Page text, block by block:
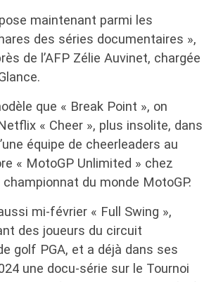
maintenant parmi les
des séries documentaires »,
de l’AFP Zélie Auvinet, chargée
que « Break Point », on
« Cheer », plus insolite, dans
équipe de cheerleaders au
« MotoGP Unlimited » chez
du monde MotoGP.
mi-février « Full Swing »,
des joueurs du circuit
golf PGA, et a déjà dans ses
une docu-série sur le Tournoi